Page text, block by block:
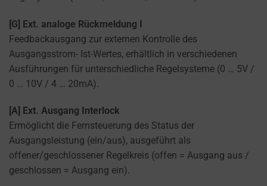
[G] Ext. analoge Rückmeldung I
Feedbackausgang zur externen Kontrolle des
Ausgangsstrom- Ist-Wertes, erhältlich in verschiedenen
Ausführungen für unterschiedliche Regelsysteme (0 … 5V /
0 … 10V / 4 … 20mA).
[A] Ext. Ausgang Interlock
Ermöglicht die Fernsteuerung des Status der
Ausgangsleistung (ein/aus), ausgeführt als
offener/geschlossener Regelkreis (offen = Ausgang aus /
geschlossen = Ausgang ein).
privacy.
You
can
also
withdraw
any
time,
typically
through